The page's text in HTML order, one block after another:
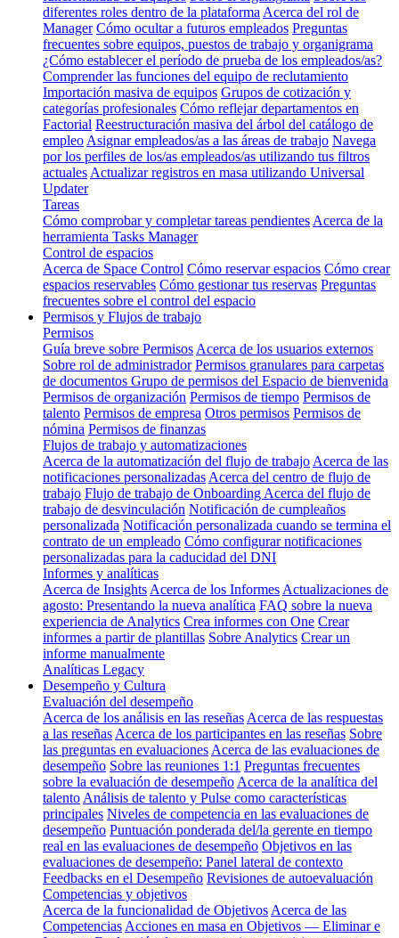
diferentes roles dentro de la plataforma Acerca del rol de
Manager Cómo ocultar a futuros empleados Preguntas
frecuentes sobre equipos, puestos de trabajo y organigrama
¿Cómo establecer el período de prueba de los empleados/as?
Comprender las funciones del equipo de reclutamiento
Importación masiva de equipos Grupos de cotización y
categorías profesionales Cómo reflejar departamentos en
Factorial Reestructuración masiva del árbol del catálogo de
empleo Asignar empleados/as a las áreas de trabajo Navega
por los perfiles de los/as empleados/as utilizando tus filtros
actuales Actualizar registros en masa utilizando Universal
Updater
Tareas
Cómo comprobar y completar tareas pendientes Acerca de la
herramienta Tasks Manager
Control de espacios
Acerca de Space Control Cómo reservar espacios Cómo crear
espacios reservables Cómo gestionar tus reservas Preguntas
frecuentes sobre el control del espacio
Permisos y Flujos de trabajo
Permisos
Guía breve sobre Permisos Acerca de los usuarios externos
Sobre rol de administrador Permisos granulares para carpetas
de documentos Grupo de permisos del Espacio de bienvenida
Permisos de organización Permisos de tiempo Permisos de
talento Permisos de empresa Otros permisos Permisos de
nómina Permisos de finanzas
Flujos de trabajo y automatizaciones
Acerca de la automatización del flujo de trabajo Acerca de las
notificaciones personalizadas Acerca del centro de flujo de
trabajo Flujo de trabajo de Onboarding Acerca del flujo de
trabajo de desvinculación Notificación de cumpleaños
personalizada Notificación personalizada cuando se termina el
contrato de un empleado Cómo configurar notificaciones
personalizadas para la caducidad del DNI
Informes y analíticas
Acerca de Insights Acerca de los Informes Actualizaciones de
agosto: Presentando la nueva analítica FAQ sobre la nueva
experiencia de Analytics Crea informes con One Crear
informes a partir de plantillas Sobre Analytics Crear un
informe manualmente
Analíticas Legacy
Desempeño y Cultura
Evaluación del desempeño
Acerca de los análisis en las reseñas Acerca de las respuestas
a las reseñas Acerca de los participantes en las reseñas Sobre
las preguntas en evaluaciones Acerca de las evaluaciones de
desempeño Sobre las reuniones 1:1 Preguntas frecuentes
sobre la evaluación de desempeño Acerca de la analítica del
talento Análisis de talento y Pulse como características
principales Niveles de competencia en las evaluaciones de
desempeño Puntuación ponderada del/la gerente en tiempo
real en las evaluaciones de desempeño Objetivos en las
evaluaciones de desempeño: Panel lateral de contexto
Feedbacks en el Desempeño Revisiones de autoevaluación
Competencias y objetivos
Acerca de la funcionalidad de Objetivos Acerca de las
Competencias Acciones en masa en Objetivos — Eliminar e